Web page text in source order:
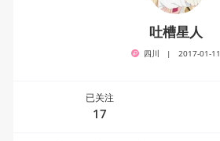
吐槽星人
四川 | 2017-01-11
已关注
17